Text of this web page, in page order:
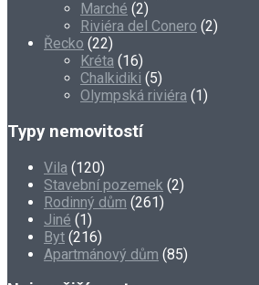
Marché (2)
Riviéra del Conero (2)
Řecko (22)
Kréta (16)
Chalkidiki (5)
Olympská riviéra (1)
Typy nemovitostí
Vila (120)
Stavební pozemek (2)
Rodinný dům (261)
Jiné (1)
Byt (216)
Apartmánový dům (85)